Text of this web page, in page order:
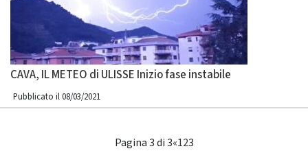
CAVA, IL METEO di ULISSE Inizio fase instabile
Pubblicato il 08/03/2021
Pagina 3 di 3«123